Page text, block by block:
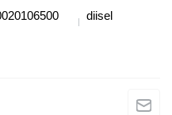
diisel